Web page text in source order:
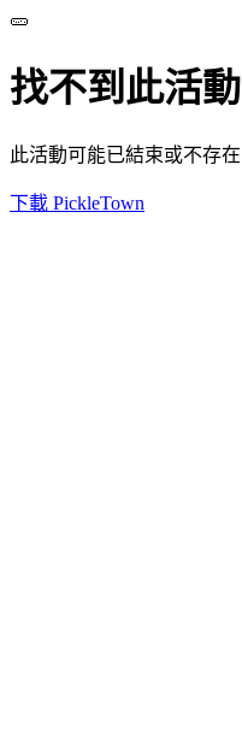
🥒
找不到此活動
此活動可能已結束或不存在
下載 PickleTown